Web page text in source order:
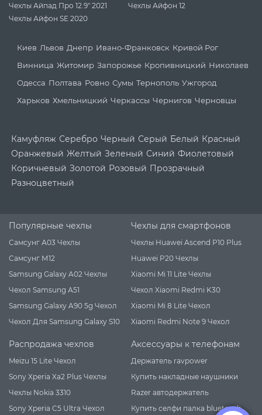
Чехлы Айпад Про 12.9" 2021
Чехлы Айфон 12
Чехлы Айфон SE 2020
Киев Львов Днепр Ивано-Франковск Кривой Рог
Винница Житомир Запорожье Кропивницкий Николаев
Одесса Полтава Ровно Сумы Тернополь Ужгород
Харьков Хмельницкий Черкассы Чернигов Черновцы
Камуфляж Серебро Черный Серый Белый Красный
Оранжевый Желтый Зеленый Синий Фиолетовый
Коричневый Золотой Розовый Прозрачный
Разноцветный
Популярные чехлы
Самсунг А03 Чехлы
Самсунг М12
Samsung Galaxy A02 Чехлы
Чехол Samsung А51
Samsung Galaxy A90 5g Чехол
Чехол Для Samsung Galaxy S10
Чехлы для смартфонов
Чехлы Huawei Ascend P10 Plus
Huawei P20 Чехлы
Xiaomi Mi 11 Lite Чехлы
Чехол Xiaomi Redmi K30
Xiaomi Mi 8 Lite Чехол
Xiaomi Redmi Note 9 Чехол
Распродажа чехлов
Meizu 15 Lite Чехол
Sony Xperia Xa2 Plus Чехлы
Чехлы Nokia 3310
Sony Xperia C5 Ultra Чехол
Аксессуары к телефонам
Держатель ravpower
Купить накладные наушники
Razer автодержатель
Купить селфи палка bluetooth